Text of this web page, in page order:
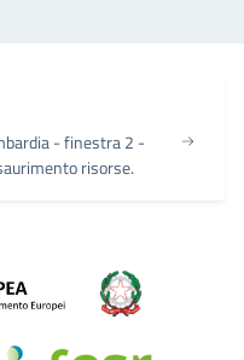
- finestra 2 -
risorse.